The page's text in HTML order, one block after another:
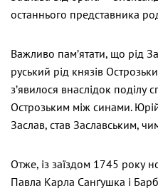
останнього представника
Важливо пам’ятати, що рід
руський рід князів
з’явилося внаслідок
Острозьким між синами.
Заслав, став Заславським,
Отже, із заїздом 1745 року
Павла Карла Санґушка і